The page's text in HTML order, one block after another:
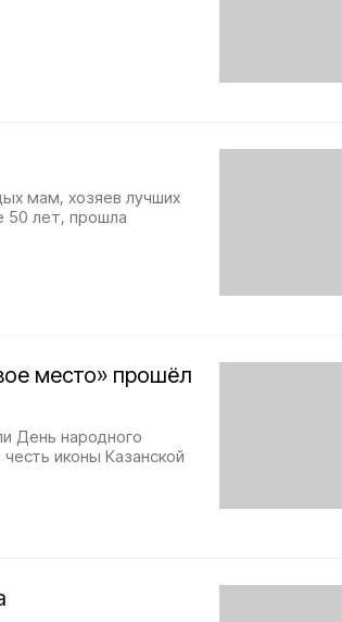
мам, хозяев лучших
50 лет, прошла
место» прошёл
День народного
иконы Казанской